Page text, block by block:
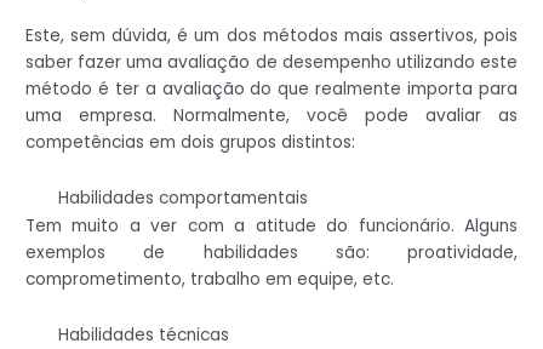
Este, sem dúvida, é um dos métodos mais assertivos, pois
saber fazer uma avaliação de desempenho utilizando este
método é ter a avaliação do que realmente importa para
uma empresa. Normalmente, você pode avaliar as
competências em dois grupos distintos:
Habilidades comportamentais
Tem muito a ver com a atitude do funcionário. Alguns
exemplos de habilidades são: proatividade,
comprometimento, trabalho em equipe, etc.
Habilidades técnicas